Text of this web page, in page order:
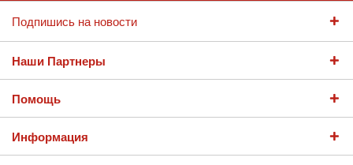
Подпишись на новости
Наши Партнеры
Помощь
Информация